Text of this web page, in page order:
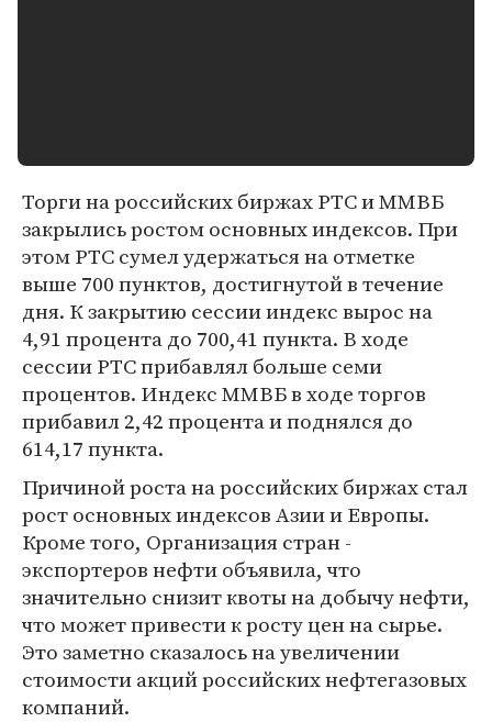
Торги на российских биржах РТС и ММВБ
закрылись ростом основных индексов. При
этом РТС сумел удержаться на отметке
выше 700 пунктов, достигнутой в течение
дня. К закрытию сессии индекс вырос на
4,91 процента до 700,41 пункта. В ходе
сессии РТС прибавлял больше семи
процентов. Индекс ММВБ в ходе торгов
прибавил 2,42 процента и поднялся до
614,17 пункта.
Причиной роста на российских биржах стал
рост основных индексов Азии и Европы.
Кроме того, Организация стран -
экспортеров нефти объявила, что
значительно снизит квоты на добычу нефти,
что может привести к росту цен на сырье.
Это заметно сказалось на увеличении
стоимости акций российских нефтегазовых
компаний.